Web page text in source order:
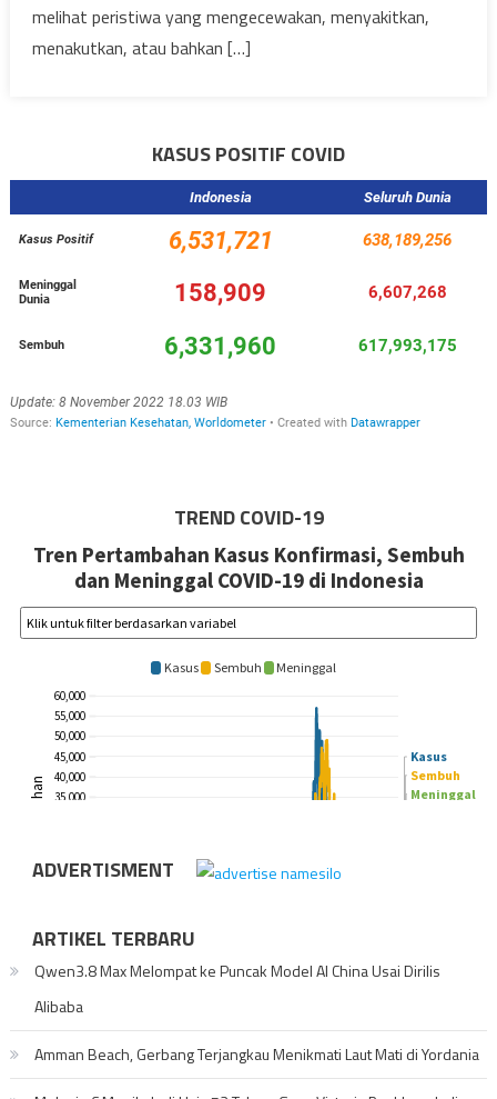
melihat peristiwa yang mengecewakan, menyakitkan,
menakutkan, atau bahkan […]
KASUS POSITIF COVID
TREND COVID-19
ADVERTISMENT
ARTIKEL TERBARU
Qwen3.8 Max Melompat ke Puncak Model AI China Usai Dirilis
Alibaba
Amman Beach, Gerbang Terjangkau Menikmati Laut Mati di Yordania